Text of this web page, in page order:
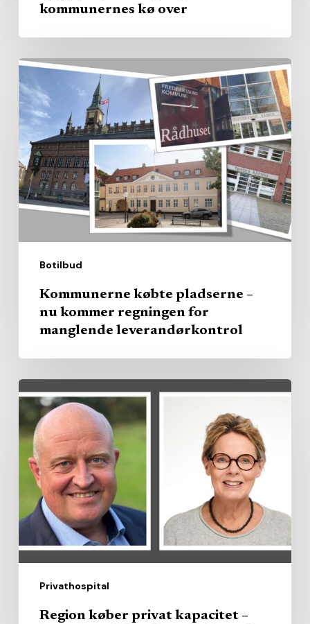
kommunernes kø over
Botilbud
Kommunerne
købte
pladserne
–
nu
kommer
regningen
for
Kommunerne købte pladserne –
nu kommer regningen for
manglende leverandørkontrol
Privathospital
Region
køber
privat
kapacitet
branchen
brede
modellen
Region køber privat kapacitet –